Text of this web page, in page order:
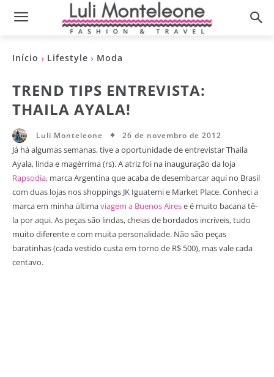
Início Lifestyle Moda
TREND TIPS ENTREVISTA:
THAILA AYALA!
Luli Monteleone 26 de novembro de 2012
Já há algumas semanas, tive a oportunidade de entrevistar Thaila
Ayala, linda e magérrima (rs). A atriz foi na inauguração da loja
Rapsodia, marca Argentina que acaba de desembarcar aqui no Brasil
com duas lojas nos shoppings JK Iguatemi e Market Place. Conheci a
marca em minha últimaviagem a Buenos Airese é muito bacana tê-
la por aqui. As peças são lindas, cheias de bordados incríveis, tudo
muito diferente e com muita personalidade. Não são peças
baratinhas (cada vestido custa em torno de R$ 500), mas vale cada
centavo.